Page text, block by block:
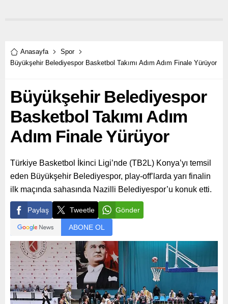
Anasayfa
Spor
Büyükşehir Belediyespor Basketbol Takımı Adım Adım Finale Yürüyor
Büyükşehir Belediyespor
Basketbol Takımı Adım
Adım Finale Yürüyor
Türkiye Basketbol İkinci Ligi’nde (TB2L) Konya’yı temsil
eden Büyükşehir Belediyespor, play-off’larda yarı finalin
ilk maçında sahasında Nazilli Belediyespor’u konuk etti.
Paylaş Tweetle Gönder
ABONE OL